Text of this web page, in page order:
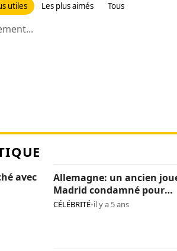
utiles Les plus aimés Tous
avec
Allemagne: un ancien
Madrid condamné pour
pédopornographie
CÉLÉBRITÉ•il y a 5 ans